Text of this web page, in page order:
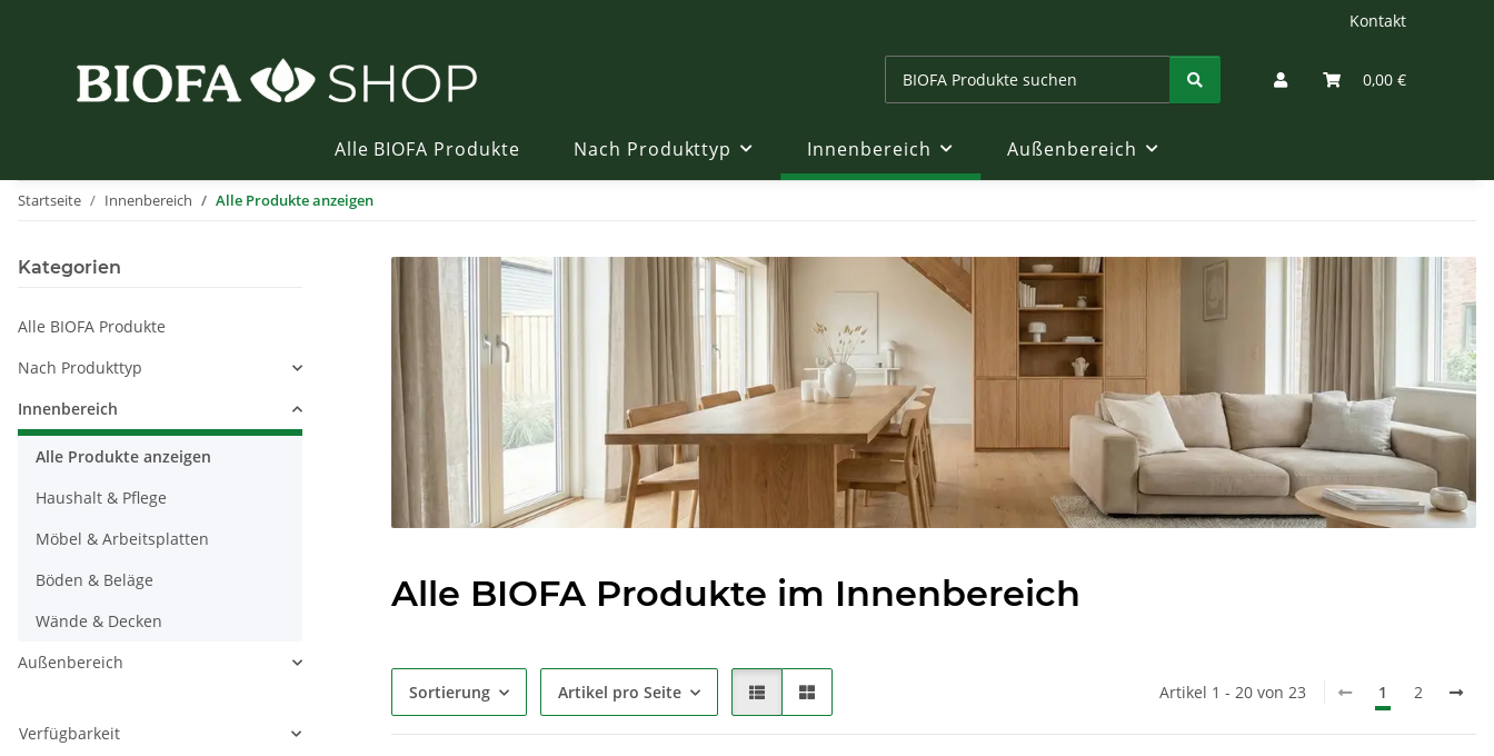
Kontakt
0,00 €
Alle BIOFA Produkte Nach Produkttyp Innenbereich Außenbereich
Startseite Innenbereich Alle Produkte anzeigen
Alle BIOFA Produkte im Innenbereich
Sortierung Artikel pro Seite Artikel 1 - 20 von 23 1 2
Kategorien
Alle BIOFA Produkte
Nach Produkttyp
Innenbereich
Alle Produkte anzeigen
Haushalt & Pflege
Möbel & Arbeitsplatten
Böden & Beläge
Wände & Decken
Außenbereich
Verfügbarkeit